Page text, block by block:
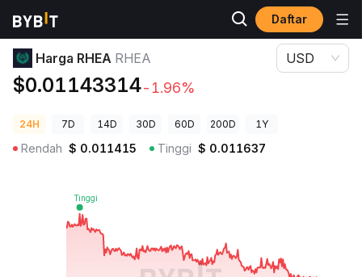
Daftar
Harga Kripto
Harga RHEA RHEA
$0.01143314-1.96%
USD
24H 7D 14D 30D 60D 200D 1Y
Rendah $ 0.011415 Tinggi $ 0.011637